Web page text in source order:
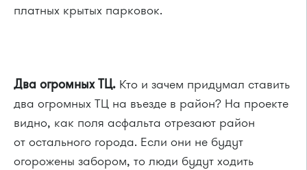
платных крытых парковок.
Два огромных ТЦ. Кто и зачем придумал ставить
два огромных ТЦ на въезде в район? На проекте
видно, как поля асфальта отрезают район
от остального города. Если они не будут
огорожены забором, то люди будут ходить